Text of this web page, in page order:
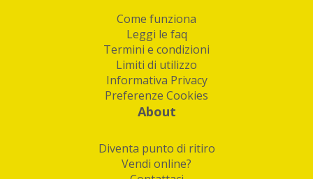
Come funziona
Leggi le faq
Termini e condizioni
Limiti di utilizzo
Informativa Privacy
Preferenze Cookies
About
Diventa punto di ritiro
Vendi online?